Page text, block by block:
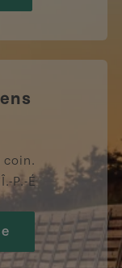
coin.
P.-É